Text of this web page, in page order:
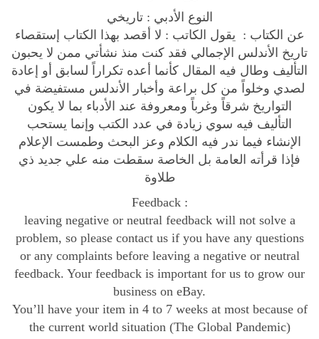
ت
ا
ب
خ
ل
ا
ص
ة
ر
ي
خ
ا
أ
ن
النوع الأدبي : تاريخي
عن الكتاب : يقول الكاتب : لا أقصد بهذا الكتاب إستقصاء
تاريخ الأندلس الإجمالي فقد كنت منذ نشأتي ممن لا يحبون
التأليف وطال فيه المقال كأنما أعده تكراراً لسابق أو إعادة
لصدي وخلواً من كل براعة وأخبار الأندلس مستفيضة في
التواريخ شرقاً وغرباً ومعروفة عند الأدباء بما لا يكون
التأليف فيه سوي زيادة في عدد الكتب وإنما يستحب
الإنشاء فيما ندر فيه الكلام وعز البحث وطمست الإعلام
فإذا قرأته العامة بل الخاصة سقطت منه علي جديد ذي
طلاوة
Feedback :
leaving negative or neutral feedback will not solve a
problem, so please contact us if you have any questions
or any complaints before leaving a negative or neutral
feedback. Your feedback is important for us to grow our
business on eBay.
You’ll have your item in 4 to 7 weeks at most because of
the current world situation (The Global Pandemic)